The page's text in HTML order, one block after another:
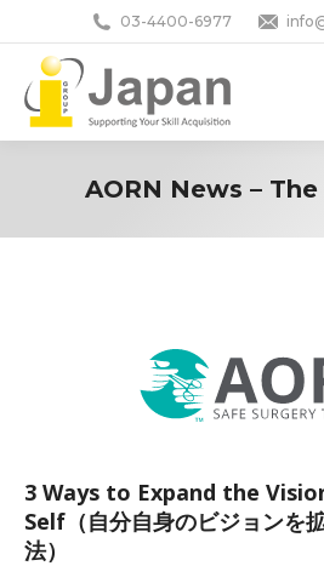
03-4400-6977
AORN News –
3 Ways to Expand the
Self（自分自身のビジョンを
法）